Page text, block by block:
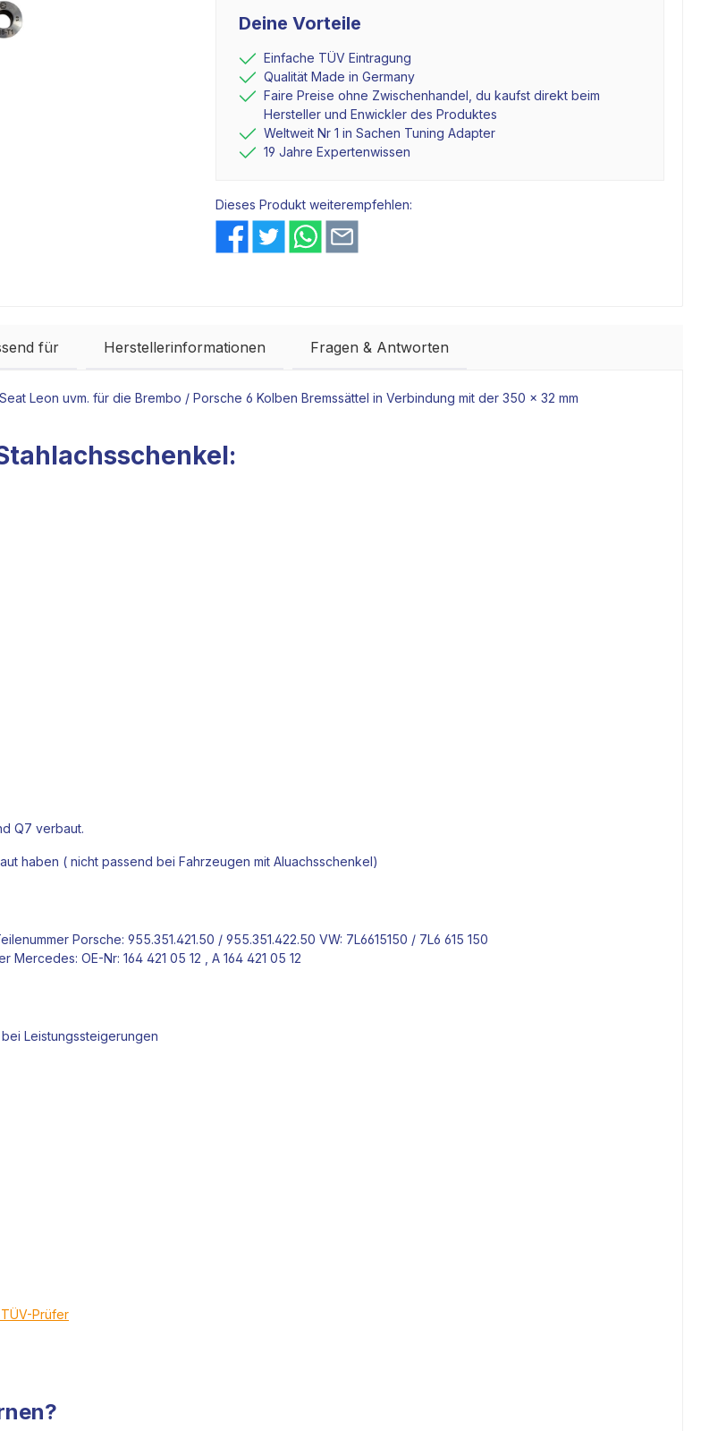
Deine Vorteile
Einfache TÜV Eintragung
Qualität Made in Germany
Faire Preise ohne Zwischenhandel, du kaufst direkt beim
Hersteller und Enwickler des Produktes
Weltweit Nr 1 in Sachen Tuning Adapter
19 Jahre Expertenwissen
Dieses Produkt weiterempfehlen:
für Herstellerinformationen Fragen & Antworten
Leon uvm. für die Brembo / Porsche 6 Kolben Bremssättel in Verbindung mit der 350 x 32 mm
Q7 verbaut.
haben ( nicht passend bei Fahrzeugen mit Aluachsschenkel)
Porsche: 955.351.421.50 / 955.351.422.50 VW: 7L6615150 / 7L6 615 150
OE-Nr: 164 421 05 12 , A 164 421 05 12
Leistungssteigerungen
Prüfer